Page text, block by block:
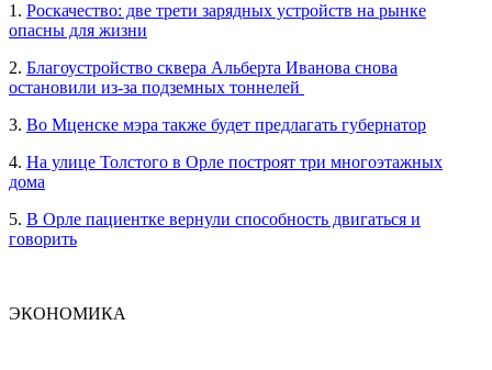
1. Роскачество: две трети зарядных устройств на рынке
опасны для жизни
2. Благоустройство сквера Альберта Иванова снова
остановили из-за подземных тоннелей
3. Во Мценске мэра также будет предлагать губернатор
4. На улице Толстого в Орле построят три многоэтажных
дома
5. В Орле пациентке вернули способность двигаться и
говорить
ЭКОНОМИКА